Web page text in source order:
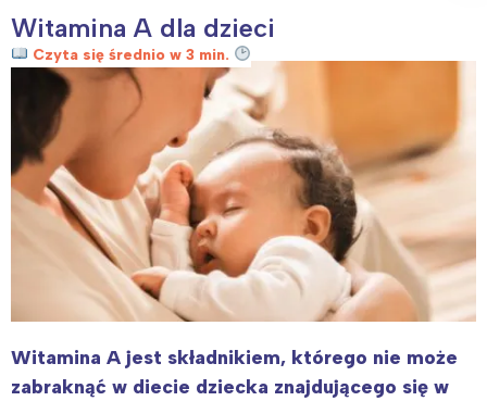
Witamina A dla dzieci
Czyta się średnio w 3 min.
Witamina A jest składnikiem, którego nie może
zabraknąć w diecie dziecka znajdującego się w